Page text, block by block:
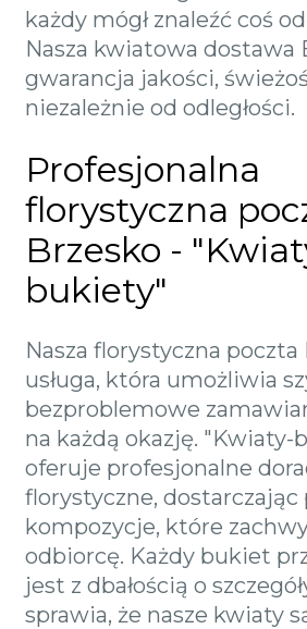
każdy mógł znaleźć coś
Nasza kwiatowa dostawa
gwarancja jakości,
niezależnie od odległości.
Profesjonalna
florystyczna
Brzesko -
bukiety"
Nasza florystyczna poczta
usługa, która umożliwia
bezproblemowe
na każdą okazję. "Kwiaty-
oferuje profesjonalne
florystyczne, dostarczając
kompozycje, które
odbiorcę. Każdy bukiet
jest z dbałością o
sprawia, że nasze kwiaty